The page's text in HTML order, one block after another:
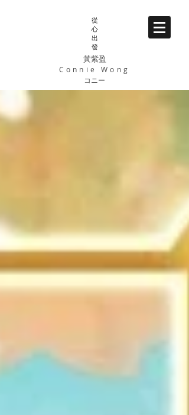
從
心
出
發
黃紫盈
Connie Wong
コニー